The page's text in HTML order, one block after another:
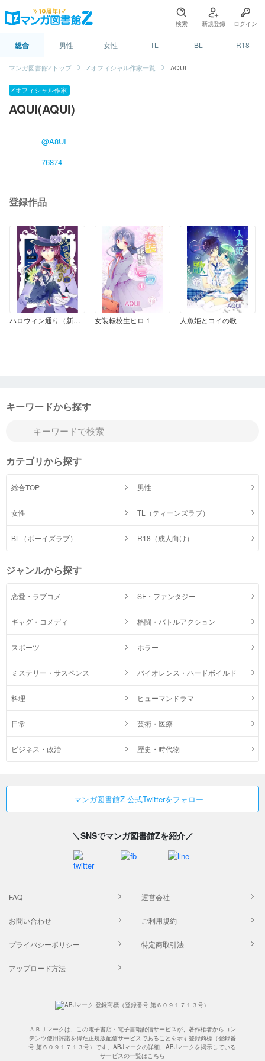
検索 新規登録 ログイン
総合 男性 女性 TL BL R18
マンガ図書館Zトップ Zオフィシャル作家一覧 AQUI
Zオフィシャル作家
AQUI(AQUI)
@A8UI
76874
登録作品
ハロウィン通り（新装版） 1 女装転校生ヒロ 1 人魚姫とコイの歌
キーワードから探す
カテゴリから探す
総合TOP 男性
女性 TL（ティーンズラブ）
BL（ボーイズラブ） R18（成人向け）
ジャンルから探す
恋愛・ラブコメ SF・ファンタジー
ギャグ・コメディ 格闘・バトルアクション
スポーツ ホラー
ミステリー・サスペンス バイオレンス・ハードボイルド
料理 ヒューマンドラマ
日常 芸術・医療
ビジネス・政治 歴史・時代物
マンガ図書館Z 公式Twitterをフォロー
＼SNSでマンガ図書館Zを紹介／
FAQ 運営会社
お問い合わせ ご利用規約
プライバシーポリシー 特定商取引法
アップロード方法
ＡＢＪマークは、この電子書店・電子書籍配信サービスが、著作権者からコン
テンツ使用許諾を得た正規版配信サービスであることを示す登録商標（登録番
号 第６０９１７１３号）です。ABJマークの詳細、ABJマークを掲示している
サービスの一覧はこちら